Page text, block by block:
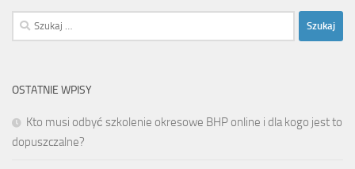
Szukaj:
OSTATNIE WPISY
Kto musi odbyć szkolenie okresowe BHP online i dla kogo jest to
dopuszczalne?